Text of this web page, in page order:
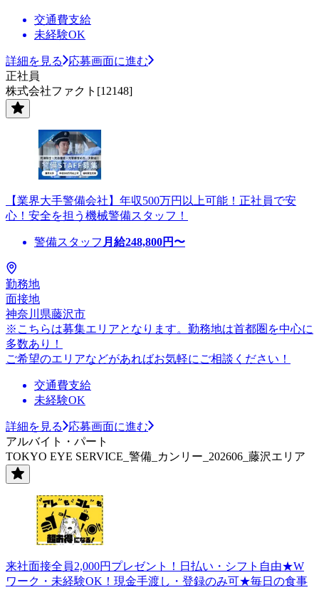
交通費支給
未経験OK
詳細を見る
応募画面に進む
正社員
株式会社ファクト[12148]
【業界大手警備会社】年収500万円以上可能！正社員で安
心！安全を担う機械警備スタッフ！
警備スタッフ 月給248,800円〜
勤務地
面接地
神奈川県藤沢市
※こちらは募集エリアとなります。勤務地は首都圏を中心に
多数あり！
ご希望のエリアなどがあればお気軽にご相談ください！
交通費支給
未経験OK
詳細を見る
応募画面に進む
アルバイト・パート
TOKYO EYE SERVICE_警備_カンリー_202606_藤沢エリア
来社面接全員2,000円プレゼント！日払い・シフト自由★W
ワーク・未経験OK！現金手渡し・登録のみ可★毎日の食事